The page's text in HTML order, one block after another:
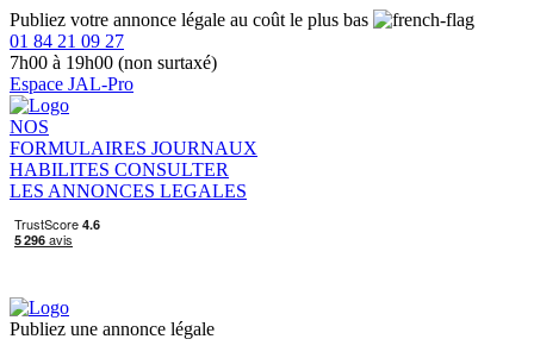
Publiez votre annonce légale au coût le plus bas
01 84 21 09 27
7h00 à 19h00 (non surtaxé)
Espace JAL-Pro
NOS
FORMULAIRES JOURNAUX
HABILITES CONSULTER
LES ANNONCES LEGALES
Publiez une annonce légale